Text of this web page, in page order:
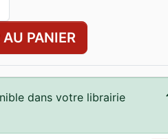
PANIER
dans votre librairie